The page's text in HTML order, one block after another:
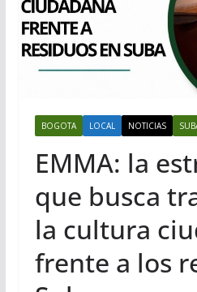
BOGOTA LOCAL NOTICIAS
EMMA: la
que busca
la cultura
frente a los